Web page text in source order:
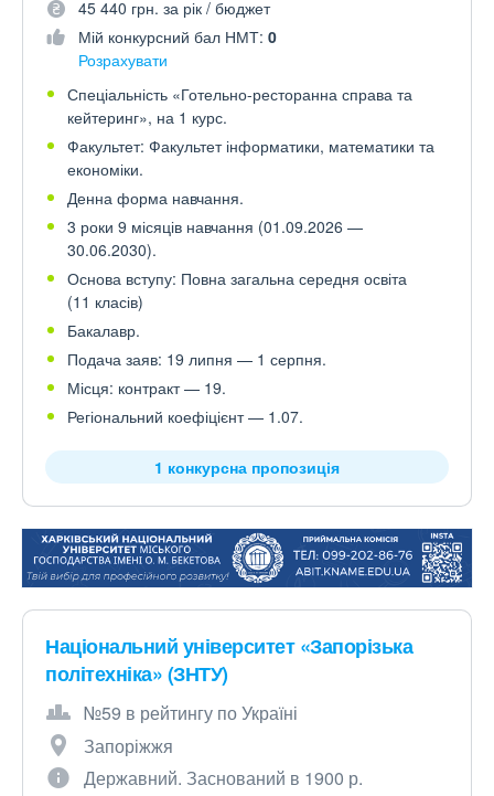
45 440 грн. за рік / бюджет
Мій конкурсний бал НМТ: 0
Розрахувати
Спеціальність «Готельно-ресторанна справа та
кейтеринг», на 1 курс.
Факультет: Факультет інформатики, математики та
економіки.
Денна форма навчання.
3 роки 9 місяців навчання (01.09.2026 —
30.06.2030).
Основа вступу: Повна загальна середня освіта
(11 класів)
Бакалавр.
Подача заяв: 19 липня — 1 серпня.
Місця: контракт — 19.
Регіональний коефіцієнт — 1.07.
1 конкурсна пропозиція
Національний університет «Запорізька
політехніка» (ЗНТУ)
№59 в рейтингу по Україні
Запоріжжя
Державний. Заснований в 1900 р.